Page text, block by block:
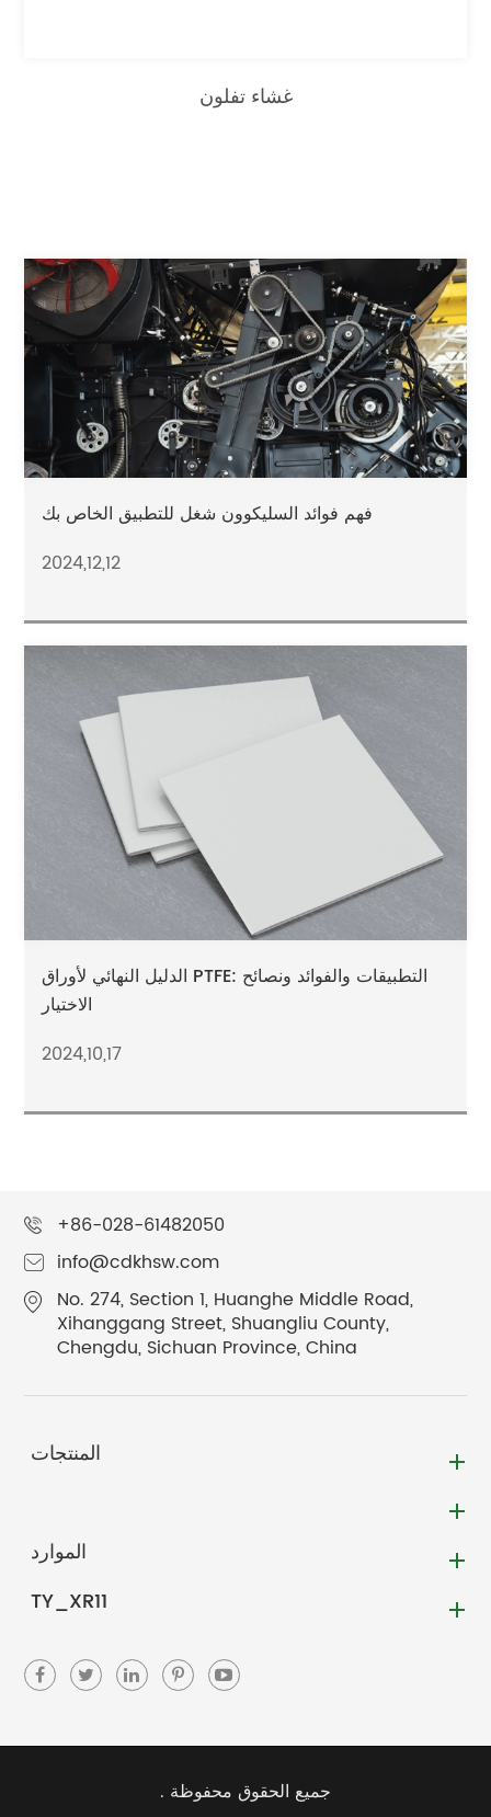
غشاء تفلون
فهم فوائد السليكوون شغل للتطبيق الخاص بك
2024,12,12
الدليل النهائي لأوراق PTFE: التطبيقات والفوائد ونصائح
الاختيار
2024,10,17
+86-028-61482050
info@cdkhsw.com
No. 274, Section 1, Huanghe Middle Road,
Xihanggang Street, Shuangliu County,
Chengdu, Sichuan Province, China
المنتجات
الموارد
TY_XR11
جميع الحقوق محفوظة .